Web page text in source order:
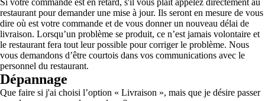
Si votre commande est en retard, s'il vous plaît appelez directement au
restaurant pour demander une mise à jour. Ils seront en mesure de vous
dire où est votre commande et de vous donner un nouveau délai de
livraison. Lorsqu’un problème se produit, ce n’est jamais volontaire et
le restaurant fera tout leur possible pour corriger le problème. Nous
vous demandons d’être courtois dans vos communications avec le
personnel du restaurant.
Dépannage
Que faire si j'ai choisi l’option « Livraison », mais que je désire passer